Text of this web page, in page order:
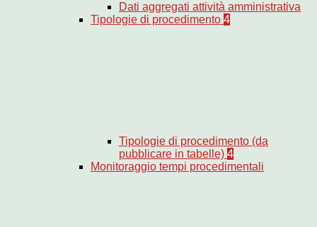
Dati aggregati attività amministrativa
Tipologie di procedimento 4
Tipologie di procedimento (da
pubblicare in tabelle) 4
Monitoraggio tempi procedimentali